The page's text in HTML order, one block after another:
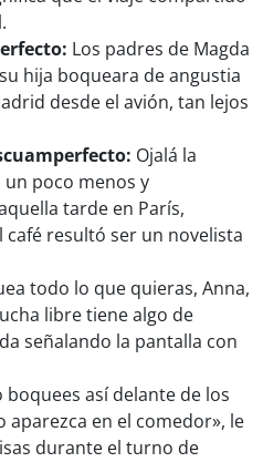
Los padres de Magda
hija boqueara de angustia
desde el avión, tan lejos
Ojalá la
poco menos y
tarde en París,
resultó ser un novelista
todo lo que quieras, Anna,
libre tiene algo de
señalando la pantalla con
boquees así delante de los
aparezca en el comedor», le
durante el turno de